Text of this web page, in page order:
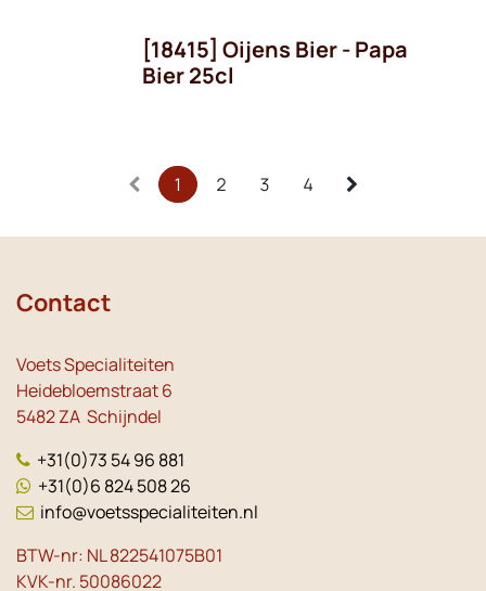
[18415] Oijens Bier - Papa
Bier 25cl
1 2 3 4
Contact
Voets Specialiteiten
Heidebloemstraat 6
5482 ZA Schijndel
+31(0)73 54 96 881
+31(0)6 824 508 26
info@voetsspecialiteiten.nl
BTW-nr: NL 822541075B01
KVK-nr. 50086022